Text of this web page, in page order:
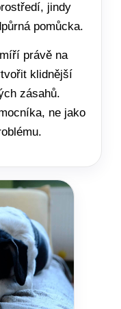
jindy
pomůcka.
právě na
klidnější
zásahů.
ne jako